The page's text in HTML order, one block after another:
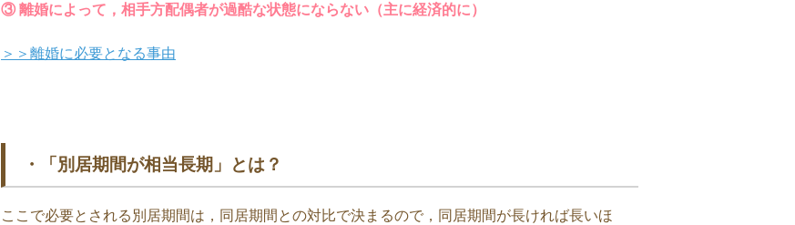
③ 離婚によって，相手方配偶者が過酷な状態にならない（主に経済的に）
＞＞離婚に必要となる事由
・「別居期間が相当長期」とは？
ここで必要とされる別居期間は，同居期間との対比で決まるので，同居期間が長ければ長いほ